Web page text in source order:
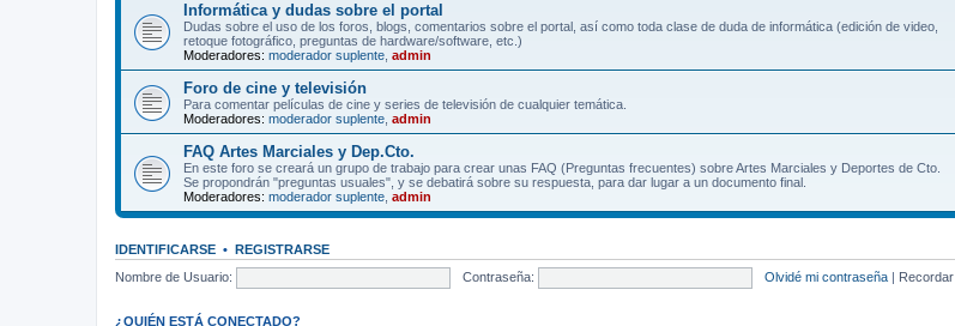
Informática y dudas sobre el portal
Dudas sobre el uso de los foros, blogs, comentarios sobre el portal, así como toda clase de duda de informática (edición de video,
retoque fotográfico, preguntas de hardware/software, etc.)
Moderadores: moderador suplente admin
Foro de cine y televisión
Para comentar películas de cine y series de televisión de cualquier temática.
Moderadores: moderador suplente admin
FAQ Artes Marciales y Dep.Cto.
En este foro se creará un grupo de trabajo para crear unas FAQ (Preguntas frecuentes) sobre Artes Marciales y Deportes de Cto.
Se propondrán "preguntas usuales", y se debatirá sobre su respuesta, para dar lugar a un documento final.
Moderadores: moderador suplente admin
IDENTIFICARSE • REGISTRARSE
Nombre de Usuario:
Contraseña: Olvidé mi contraseña | Recordar
¿QUIÉN ESTÁ CONECTADO?